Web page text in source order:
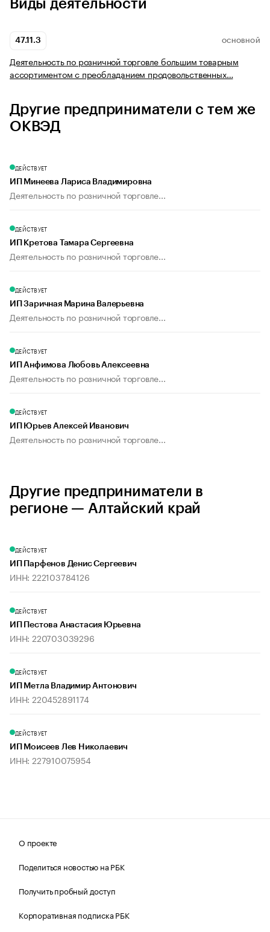
Виды деятельности
47.11.3 ОСНОВНОЙ
Деятельность по розничной торговле большим товарным
ассортиментом с преобладанием продовольственных…
Другие предприниматели с тем же
ОКВЭД
ДЕЙСТВУЕТ
ИП Минеева Лариса Владимировна
Деятельность по розничной торговле...
ДЕЙСТВУЕТ
ИП Кретова Тамара Сергеевна
Деятельность по розничной торговле...
ДЕЙСТВУЕТ
ИП Заричная Марина Валерьевна
Деятельность по розничной торговле...
ДЕЙСТВУЕТ
ИП Анфимова Любовь Алексеевна
Деятельность по розничной торговле...
ДЕЙСТВУЕТ
ИП Юрьев Алексей Иванович
Деятельность по розничной торговле...
Другие предприниматели в
регионе — Алтайский край
ДЕЙСТВУЕТ
ИП Парфенов Денис Сергеевич
ИНН: 222103784126
ДЕЙСТВУЕТ
ИП Пестова Анастасия Юрьевна
ИНН: 220703039296
ДЕЙСТВУЕТ
ИП Метла Владимир Антонович
ИНН: 220452891174
ДЕЙСТВУЕТ
ИП Моисеев Лев Николаевич
ИНН: 227910075954
О проекте
Поделиться новостью на РБК
Получить пробный доступ
Корпоративная подписка РБК